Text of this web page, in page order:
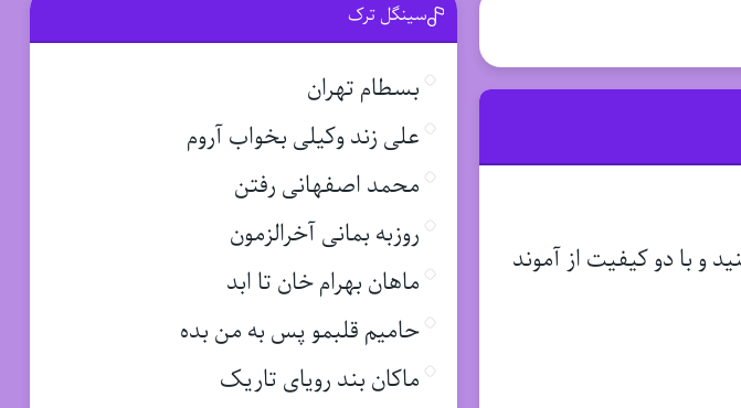
و با دو کیفیت از آموند
سینگل ترک
بسطام تهران
علی زند وکیلی بخواب آروم
محمد اصفهانی رفتن
روزبه بمانی آخرالزمون
ماهان بهرام خان تا ابد
حامیم قلبمو پس به من بده
ماکان بند رویای تاریک